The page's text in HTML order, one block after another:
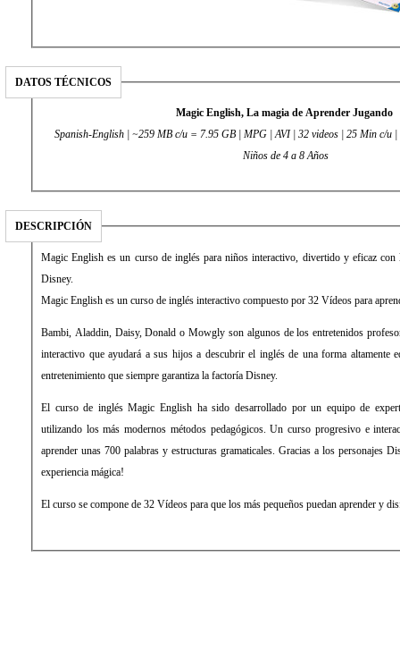
DATOS TÉCNICOS
Magic English, La magia de Aprender Jugando
Spanish-English | ~259 MB c/u = 7.95 GB | MPG | AVI | 32 videos | 25 Min c/u
Niños de 4 a 8 Años
DESCRIPCIÓN
Magic English es un curso de inglés para niños interactivo, divertido y eficaz con
Disney.
Magic English es un curso de inglés interactivo compuesto por 32 Vídeos para
Bambi, Aladdin, Daisy, Donald o Mowgly son algunos de los entretenidos
interactivo que ayudará a sus hijos a descubrir el inglés de una forma altamente
entretenimiento que siempre garantiza la factoría Disney.
El curso de inglés Magic English ha sido desarrollado por un equipo de
utilizando los más modernos métodos pedagógicos. Un curso progresivo e
aprender unas 700 palabras y estructuras gramaticales. Gracias a los personajes
experiencia mágica!
El curso se compone de 32 Vídeos para que los más pequeños puedan aprender y